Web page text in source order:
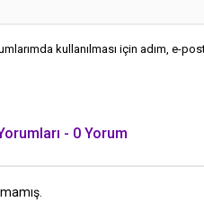
kullanılması için adım, e-
- 0 Yorum